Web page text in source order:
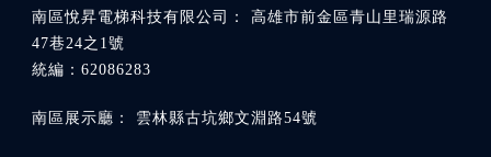
雲林縣古坑鄉文淵路54號
高雄市前金區青山里瑞源路
47巷24之1號